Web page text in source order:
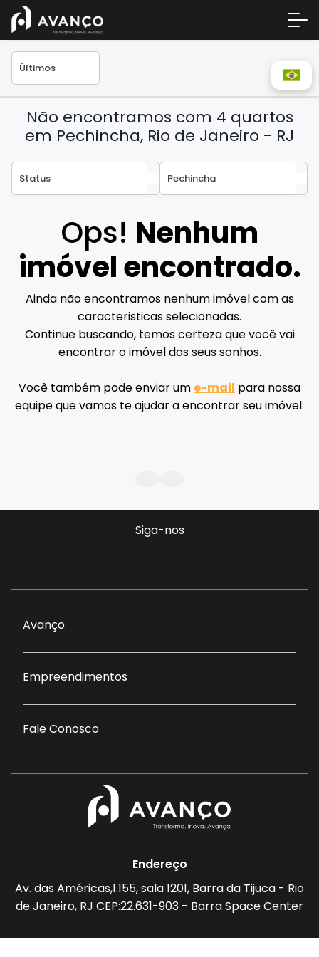
Não encontramos com 4 quartos
em Pechincha, Rio de Janeiro - RJ
Ops! Nenhum
imóvel encontrado.
Ainda não encontramos nenhum imóvel com as
caracteristicas selecionadas.
Continue buscando, temos certeza que você vai
encontrar o imóvel dos seus sonhos.
Você também pode enviar um e-mail para nossa
equipe que vamos te ajudar a encontrar seu imóvel.
Siga-nos
Avanço
Empreendimentos
Fale Conosco
Endereço
Av. das Américas,1.155, sala 1201, Barra da Tijuca - Rio
de Janeiro, RJ CEP:22.631-903 - Barra Space Center